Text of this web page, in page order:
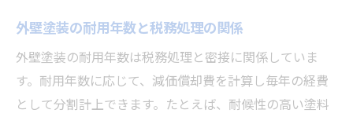
外壁塗装の耐用年数と税務処理の関係
外壁塗装の耐用年数は税務処理と密接に関係していま
す。耐用年数に応じて、減価償却費を計算し毎年の経費
として分割計上できます。たとえば、耐候性の高い塗料